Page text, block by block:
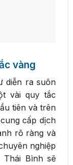
vàng
diễn ra suôn
vài quy tắc
tiên và trên
cấp dịch
rõ ràng và
nghiệp
Thái Bình sẽ